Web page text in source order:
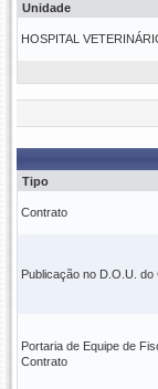
Unidade
HOSPITAL
Tipo
Contrato
Publicação no D.O.U. do
Portaria de Equipe de
Contrato